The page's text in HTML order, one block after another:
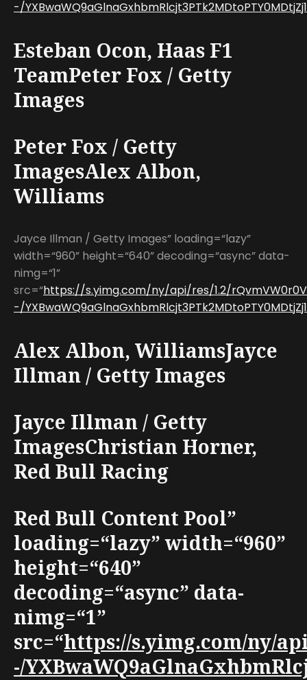
-/
Esteban Ocon, Haas F1
TeamPeter Fox / Getty
Images
Peter Fox / Getty
ImagesAlex Albon,
Williams
Jayce Illman / Getty Images” loading=“lazy”
width=“960” height=“640” decoding=“async” data-
nimg=“1”
src=“https://s.yimg.com/ny/api/res/1.2/
-/
Alex Albon, WilliamsJayce
Illman / Getty Images
Jayce Illman / Getty
ImagesChristian Horner,
Red Bull Racing
Red Bull Content Pool”
loading=“lazy” width=“960”
height=“640”
decoding=“async” data-
nimg=“1”
src=“https://s.yimg.com/ny/
-/